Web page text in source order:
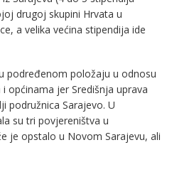
drugoj skupini Hrvata u
a velika većina stipendija ide
podređenom položaju u odnosu
općinama jer Središnja uprava
podružnica Sarajevo. U
su tri povjereništva u
je opstalo u Novom Sarajevu, ali